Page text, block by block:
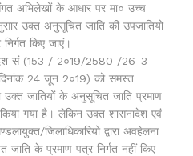
अभिलेखों के आधार पर मा० उच्च
उक्त अनुसूचित जाति की उपजातियो
किए जाएं।
सं (153 / 2०19/2580 /26-3-
24 जून 2०19) को समस्त
उक्त जातियों के अनुसूचित जाति प्रमाण
गया है। लेकिन उक्त शासनादेश एवं
जिलाधिकारियो द्वारा अवहेलना
के प्रमाण पत्र निर्गत नहीं किए